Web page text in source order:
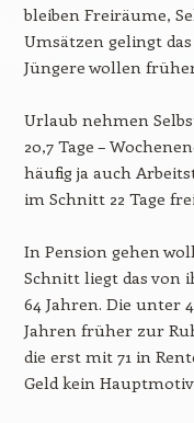
bleiben Freiräume,
Umsätzen gelingt
Jüngere wollen
Urlaub nehmen
20,7 Tage –
häufig ja auch
im Schnitt 22 Tage
In Pension gehen
Schnitt liegt das von
64 Jahren. Die unter
Jahren früher zur
die erst mit 71 in
Geld kein